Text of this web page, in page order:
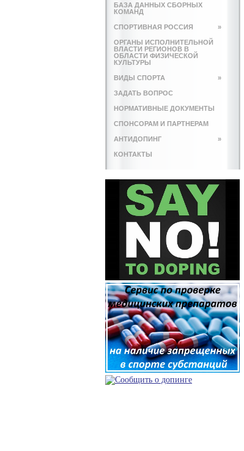
БАЗА ДАННЫХ СБОРНЫХ
КОМАНД
СПОРТИВНАЯ РОССИЯ »
ОРГАНЫ ИСПОЛНИТЕЛЬНОЙ
ВЛАСТИ РЕГИОНОВ В
ОБЛАСТИ ФИЗИЧЕСКОЙ
КУЛЬТУРЫ
ВИДЫ СПОРТА »
ЗАДАТЬ ВОПРОС
НОРМАТИВНЫЕ ДОКУМЕНТЫ
СПОНСОРАМ И ПАРТНЕРАМ
АНТИДОПИНГ »
КОНТАКТЫ